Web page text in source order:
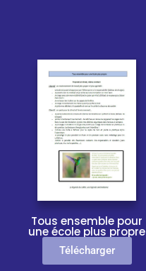
Tous ensemble pour
une école plus propre
Télécharger